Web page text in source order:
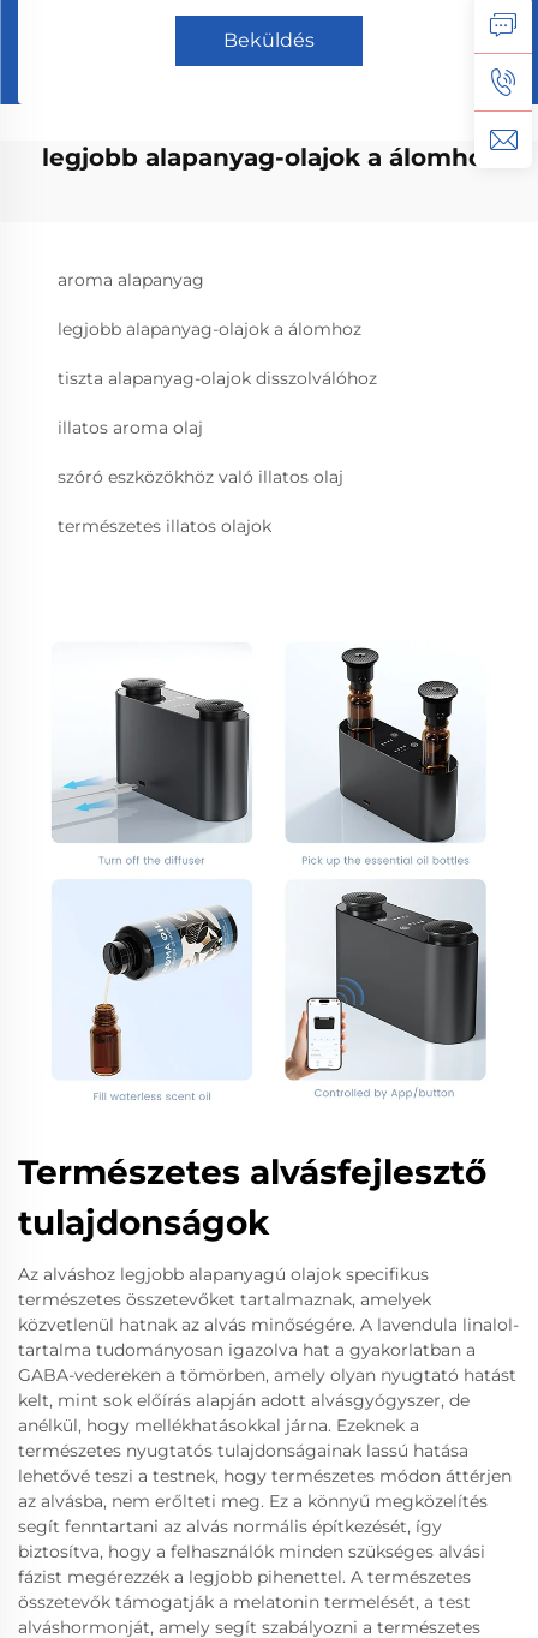
Beküldés
legjobb alapanyag-olajok a álomhoz
aroma alapanyag
legjobb alapanyag-olajok a álomhoz
tiszta alapanyag-olajok disszolválóhoz
illatos aroma olaj
szóró eszközökhöz való illatos olaj
természetes illatos olajok
Természetes alvásfejlesztő
tulajdonságok
Az alváshoz legjobb alapanyagú olajok specifikus
természetes összetevőket tartalmaznak, amelyek
közvetlenül hatnak az alvás minőségére. A lavendula linalol-
tartalma tudományosan igazolva hat a gyakorlatban a
GABA-vedereken a tömörben, amely olyan nyugtató hatást
kelt, mint sok előírás alapján adott alvásgyógyszer, de
anélkül, hogy mellékhatásokkal járna. Ezeknek a
természetes nyugtatós tulajdonságainak lassú hatása
lehetővé teszi a testnek, hogy természetes módon áttérjen
az alvásba, nem erőlteti meg. Ez a könnyű megközelítés
segít fenntartani az alvás normális építkezését, így
biztosítva, hogy a felhasználók minden szükséges alvási
fázist megérezzék a legjobb pihenettel. A természetes
összetevők támogatják a melatonin termelését, a test
alváshormonját, amely segít szabályozni a természetes